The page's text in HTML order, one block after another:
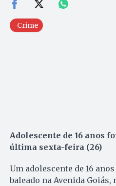
Crime
Adolescente de 16 anos
última sexta-feira (26)
Um adolescente de 16
baleado na Avenida Goiás,